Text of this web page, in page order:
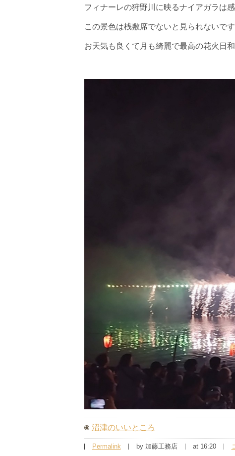
フィナーレの狩野川に映るナイアガラは
この景色は桟敷席でないと見られないです
お天気も良くて月も綺麗で最高の花火日
沼津のいいところ
Permalink by 加藤工務店 at 16:20